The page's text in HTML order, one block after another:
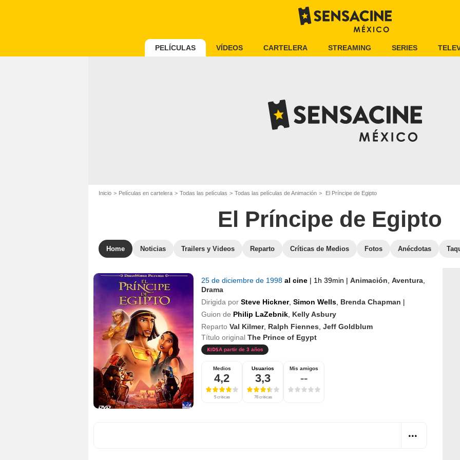
PELÍCULAS VÍDEOS CARTELERA STREAMING SERIES
Inicio Películas en cartelera Todas las películas Todas las películas de Animación El Príncipe de Egipto
El Príncipe de Egipto
Home Noticias Trailers y Videos Reparto Críticas de Medios Fotos Anécdotas
25 de diciembre de 1998 al cine | 1h 39min | Animación Aventura
Drama
Dirigida por Steve Hickner, Simon Wells Brenda Chapman
Guion de Philip LaZebnik Kelly Asbury
Reparto Val Kilmer, Ralph Fiennes Jeff Goldblum
Título original The Prince of Egypt
A partir de 3 años
Medios
4,2
5 críticas
Usuarios
3,3
76 críticas
Mis amigos
--